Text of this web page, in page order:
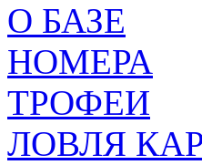
О БАЗЕ
НОМЕРА
ТРОФЕИ
ЛОВЛЯ